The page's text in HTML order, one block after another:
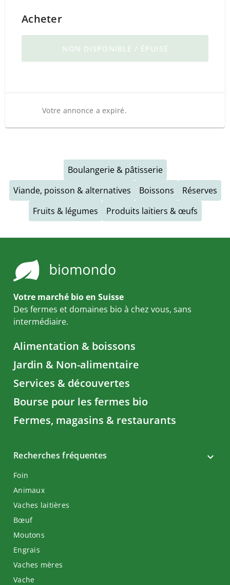
Acheter
NON DISPONIBLE / ÉPUISÉ
Votre annonce a expiré.
Boulangerie & pâtisserie
Viande, poisson & alternatives
Boissons
Réserves
Fruits & légumes
Produits laitiers & œufs
Votre marché bio en Suisse
Des fermes et domaines bio à chez vous, sans
intermédiaire.
Alimentation & boissons
Jardin & Non-alimentaire
Services & découvertes
Bourse pour les fermes bio
Fermes, magasins & restaurants
Recherches fréquentes
Foin
Animaux
Vaches laitières
Bœuf
Moutons
Engrais
Vaches mères
Vache